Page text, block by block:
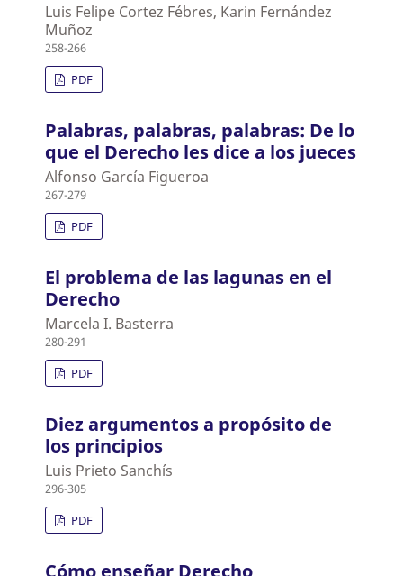
Luis Felipe Cortez Fébres, Karin Fernández
Muñoz
258-266
PDF
Palabras, palabras, palabras: De lo
que el Derecho les dice a los jueces
Alfonso García Figueroa
267-279
PDF
El problema de las lagunas en el
Derecho
Marcela I. Basterra
280-291
PDF
Diez argumentos a propósito de
los principios
Luis Prieto Sanchís
296-305
PDF
Cómo enseñar Derecho